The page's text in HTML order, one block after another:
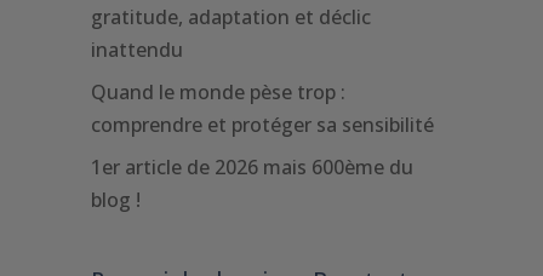
gratitude, adaptation et déclic
inattendu
Quand le monde pèse trop :
comprendre et protéger sa sensibilité
1er article de 2026 mais 600ème du
blog !